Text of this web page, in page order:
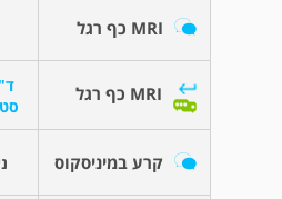
MRI כף רגל
MRI כף רגל
קרע במיניסקוס